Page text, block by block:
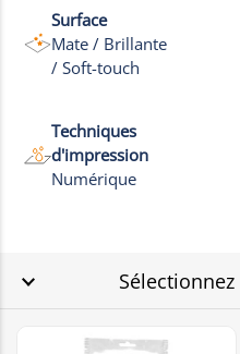
Surface
Mate / Brillante
/ Soft-touch
Techniques
d'impression
Numérique